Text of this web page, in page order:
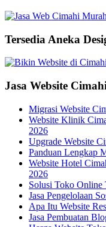
Tersedia Aneka
Jasa Website
Migrasi Website
Website Klinik
2026
Upgrade Website
Panduan Lengkap
Website Hotel
2026
Solusi Toko Online
Jasa Pengelolaan
Apa Itu Website
Jasa Pembuatan